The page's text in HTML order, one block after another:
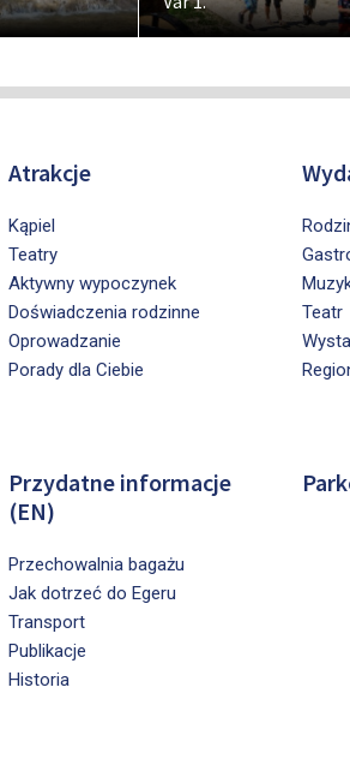
Atrakcje
Kąpiel
Teatry
Aktywny wypoczynek
Doświadczenia rodzinne
Oprowadzanie
Porady dla Ciebie
Teatr
Przydatne informacje
(EN)
Przechowalnia bagażu
Jak dotrzeć do Egeru
Transport
Publikacje
Historia